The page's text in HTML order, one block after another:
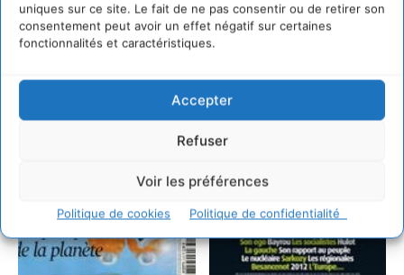
uniques sur ce site. Le fait de ne pas consentir ou de retirer son
consentement peut avoir un effet négatif sur certaines
fonctionnalités et caractéristiques.
Accepter
Refuser
Voir les préférences
Politique de cookies Politique de confidentialité